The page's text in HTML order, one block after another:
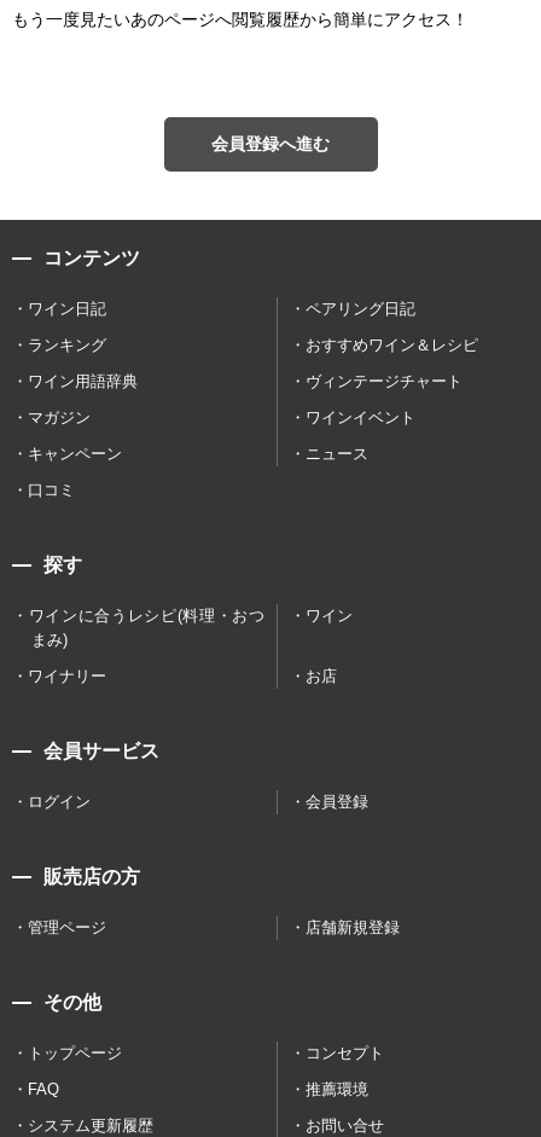
もう一度見たいあのページへ閲覧履歴から簡単にアクセス！
会員登録へ進む
コンテンツ
ワイン日記
ペアリング日記
ランキング
おすすめワイン＆レシピ
ワイン用語辞典
ヴィンテージチャート
マガジン
ワインイベント
キャンペーン
ニュース
口コミ
探す
ワインに合うレシピ(料理・おつ
まみ)
ワイン
ワイナリー お店
会員サービス
ログイン 会員登録
販売店の方
管理ページ 店舗新規登録
その他
トップページ
コンセプト
FAQ
推薦環境
システム更新履歴
お問い合せ